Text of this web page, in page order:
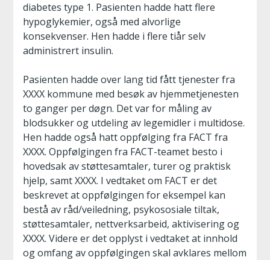
diabetes type 1. Pasienten hadde hatt flere
hypoglykemier, også med alvorlige
konsekvenser. Hen hadde i flere tiår selv
administrert insulin.
Pasienten hadde over lang tid fått tjenester fra
XXXX kommune med besøk av hjemmetjenesten
to ganger per døgn. Det var for måling av
blodsukker og utdeling av legemidler i multidose.
Hen hadde også hatt oppfølging fra FACT fra
XXXX. Oppfølgingen fra FACT-teamet besto i
hovedsak av støttesamtaler, turer og praktisk
hjelp, samt XXXX. I vedtaket om FACT er det
beskrevet at oppfølgingen for eksempel kan
bestå av råd/veiledning, psykososiale tiltak,
støttesamtaler, nettverksarbeid, aktivisering og
XXXX. Videre er det opplyst i vedtaket at innhold
og omfang av oppfølgingen skal avklares mellom